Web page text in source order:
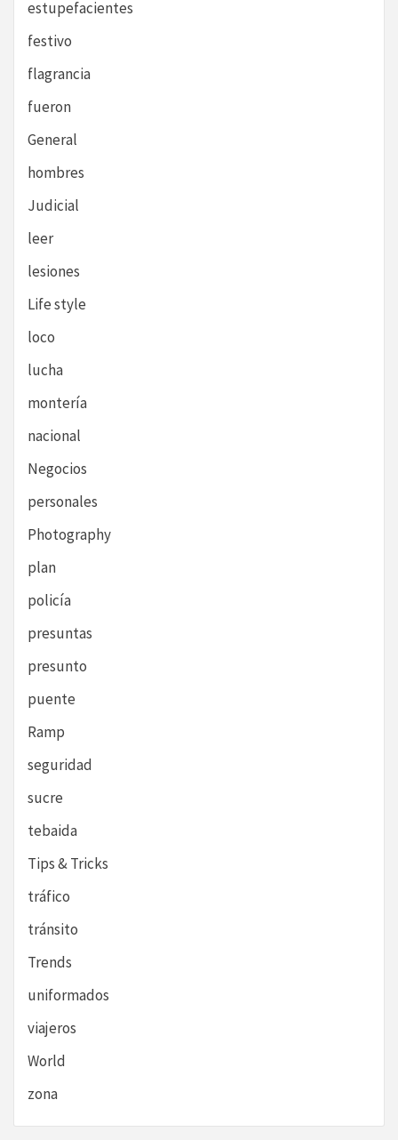
estupefacientes
festivo
flagrancia
fueron
General
hombres
Judicial
leer
lesiones
Life style
loco
lucha
montería
nacional
Negocios
personales
Photography
plan
policía
presuntas
presunto
puente
Ramp
seguridad
sucre
tebaida
Tips & Tricks
tráfico
tránsito
Trends
uniformados
viajeros
World
zona